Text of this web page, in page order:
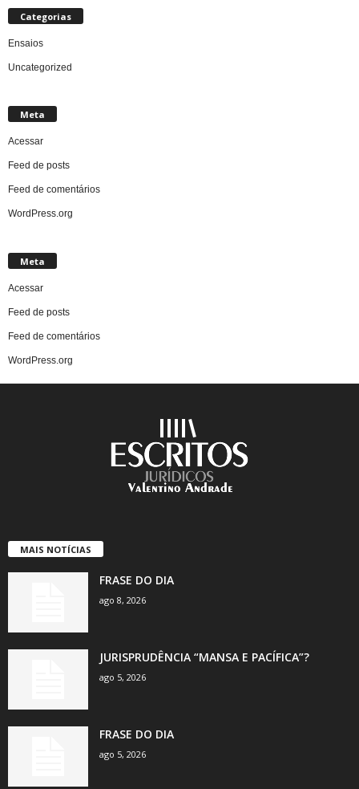
Categorias
Ensaios
Uncategorized
Meta
Acessar
Feed de posts
Feed de comentários
WordPress.org
Meta
Acessar
Feed de posts
Feed de comentários
WordPress.org
MAIS NOTÍCIAS
FRASE DO DIA
ago 8, 2026
JURISPRUDÊNCIA “MANSA E PACÍFICA”?
ago 5, 2026
FRASE DO DIA
ago 5, 2026